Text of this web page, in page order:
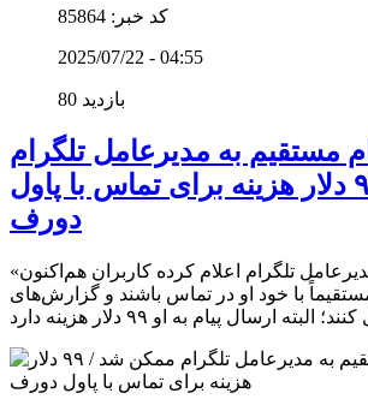
کد خبر: 85864
2025/07/22 - 04:55
80 بازدید
مستقیم به مدیرعامل تلگرام
ممکن شد / ۹۹ دلار هزینه برای تماس با پاول
دورف
«پاول دورف»، مدیرعامل تلگرام اعلام کرده کاربران هم‌اکنون
با خود او در تماس باشند و گزارش‌های